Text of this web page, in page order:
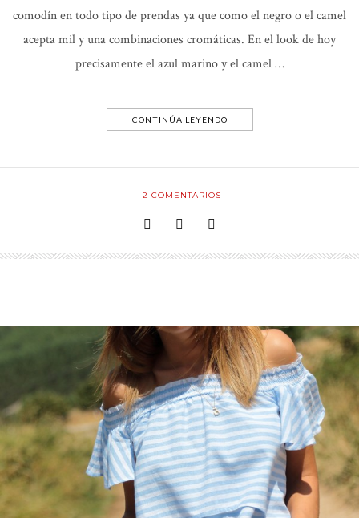
comodín en todo tipo de prendas ya que como el negro o el camel
acepta mil y una combinaciones cromáticas. En el look de hoy
precisamente el azul marino y el camel …
CONTINÚA LEYENDO
2 COMENTARIOS